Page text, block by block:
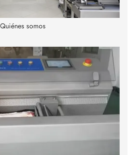
Quiénes somos